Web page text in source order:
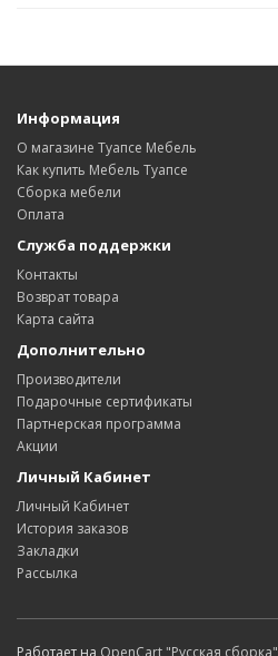
Информация
О магазине Туапсе Мебель
Как купить Мебель Туапсе
Сборка мебели
Оплата
Служба поддержки
Контакты
Возврат товара
Карта сайта
Дополнительно
Производители
Подарочные сертификаты
Партнерская программа
Акции
Личный Кабинет
Личный Кабинет
История заказов
Закладки
Рассылка
Работает на OpenCart "Русская сборка"